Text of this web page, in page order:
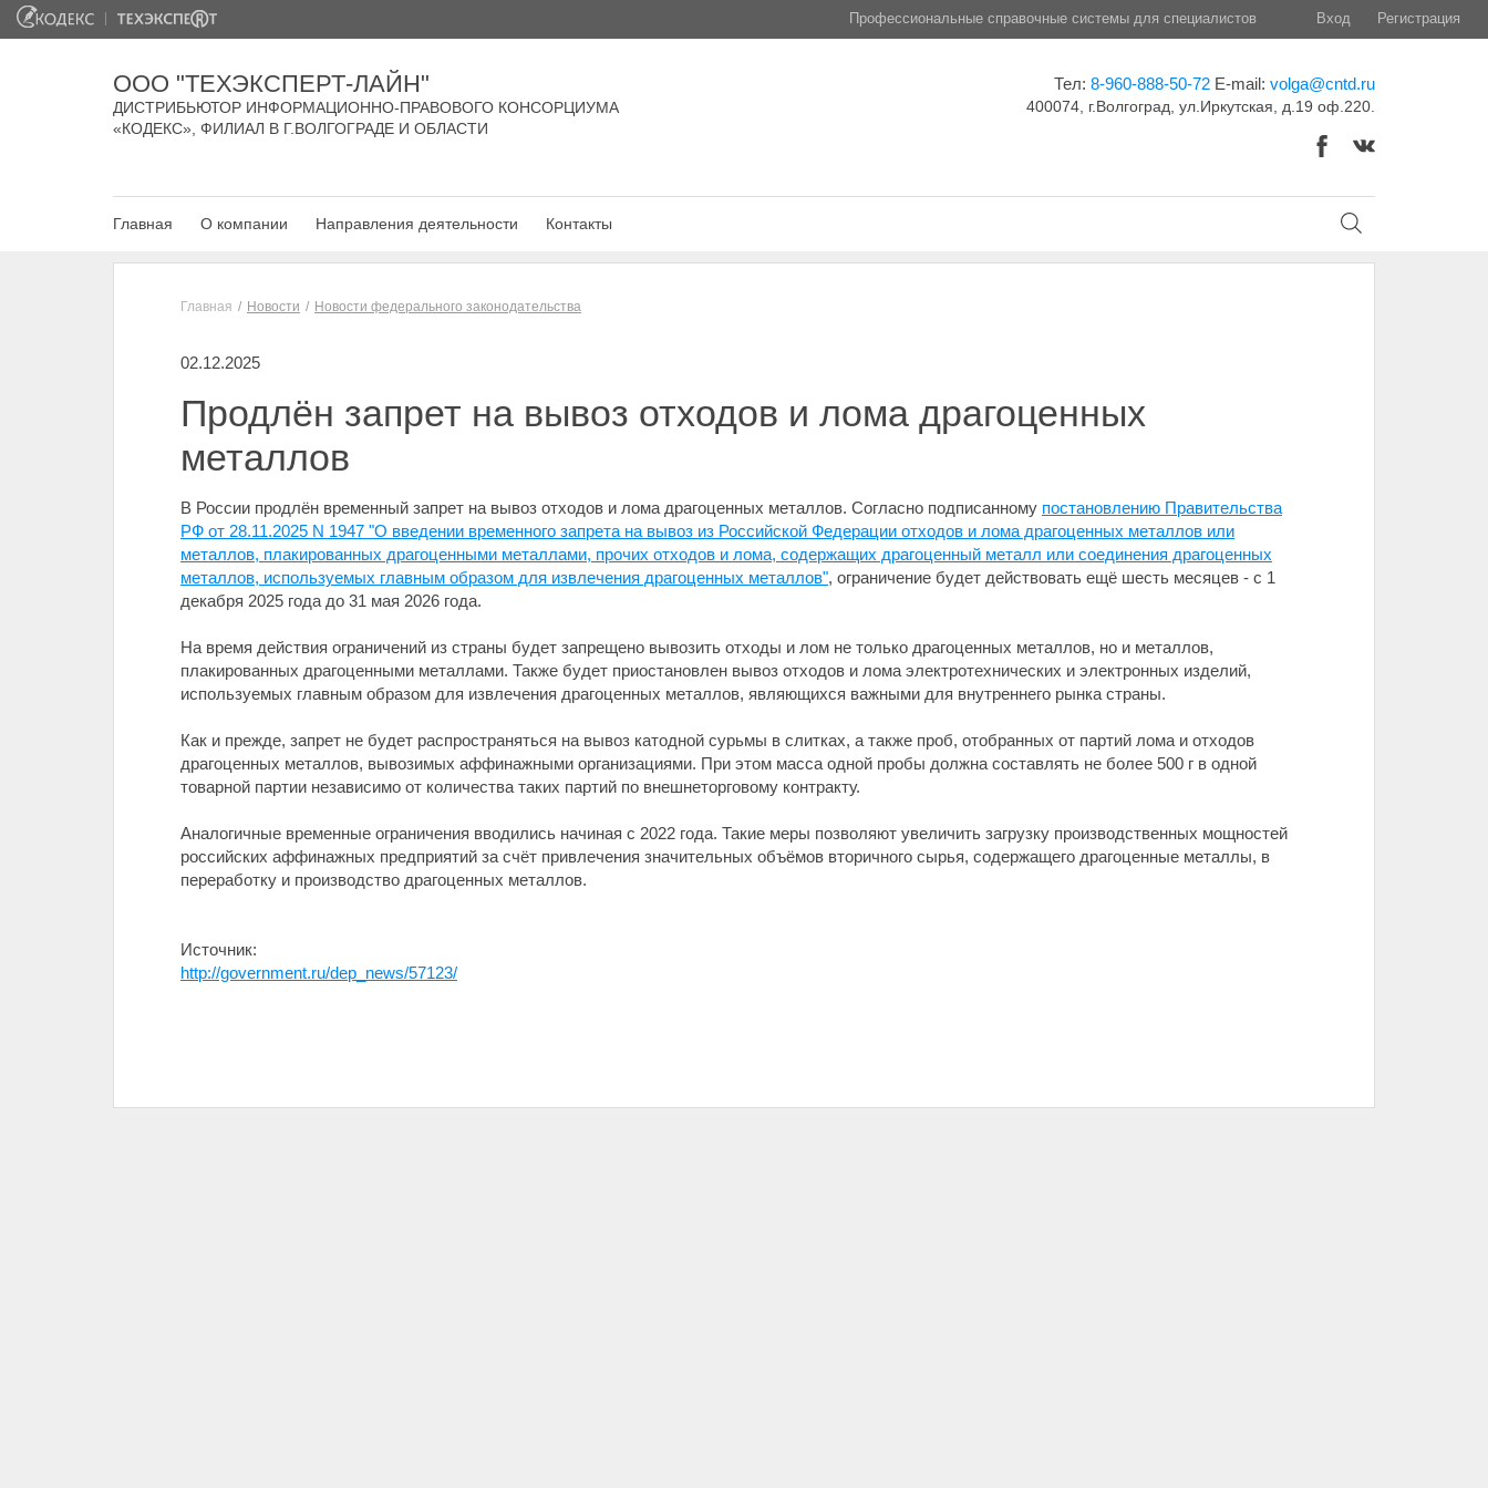
Профессиональные справочные системы для специалистов Вход Регистрация
ООО "ТЕХЭКСПЕРТ-ЛАЙН"
ДИСТРИБЬЮТОР ИНФОРМАЦИОННО-ПРАВОВОГО КОНСОРЦИУМА
«КОДЕКС», ФИЛИАЛ В Г.ВОЛГОГРАДЕ И ОБЛАСТИ
Тел: 8-960-888-50-72 E-mail: volga@cntd.ru
400074, г.Волгоград, ул.Иркутская, д.19 оф.220.
Главная О компании Направления деятельности Контакты
Главная Новости Новости федерального законодательства
02.12.2025
Продлён запрет на вывоз отходов и лома драгоценных
металлов
В России продлён временный запрет на вывоз отходов и лома драгоценных металлов. Согласно подписанному постановлению Правительства
РФ от 28.11.2025 N 1947 "О введении временного запрета на вывоз из Российской Федерации отходов и лома драгоценных металлов или
металлов, плакированных драгоценными металлами, прочих отходов и лома, содержащих драгоценный металл или соединения драгоценных
металлов, используемых главным образом для извлечения драгоценных металлов", ограничение будет действовать ещё шесть месяцев - с 1
декабря 2025 года до 31 мая 2026 года.
На время действия ограничений из страны будет запрещено вывозить отходы и лом не только драгоценных металлов, но и металлов,
плакированных драгоценными металлами. Также будет приостановлен вывоз отходов и лома электротехнических и электронных изделий,
используемых главным образом для извлечения драгоценных металлов, являющихся важными для внутреннего рынка страны.
Как и прежде, запрет не будет распространяться на вывоз катодной сурьмы в слитках, а также проб, отобранных от партий лома и отходов
драгоценных металлов, вывозимых аффинажными организациями. При этом масса одной пробы должна составлять не более 500 г в одной
товарной партии независимо от количества таких партий по внешнеторговому контракту.
Аналогичные временные ограничения вводились начиная с 2022 года. Такие меры позволяют увеличить загрузку производственных мощностей
российских аффинажных предприятий за счёт привлечения значительных объёмов вторичного сырья, содержащего драгоценные металлы, в
переработку и производство драгоценных металлов.
Источник:
http://government.ru/dep_news/57123/